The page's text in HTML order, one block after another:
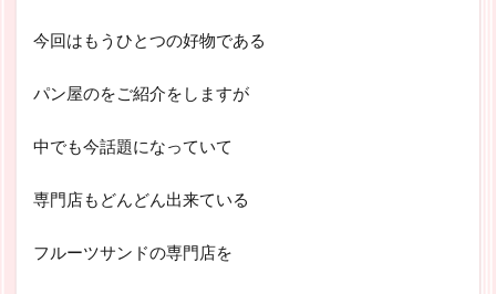
今回はもうひとつの好物である
パン屋のをご紹介をしますが
中でも今話題になっていて
専門店もどんどん出来ている
フルーツサンドの専門店を